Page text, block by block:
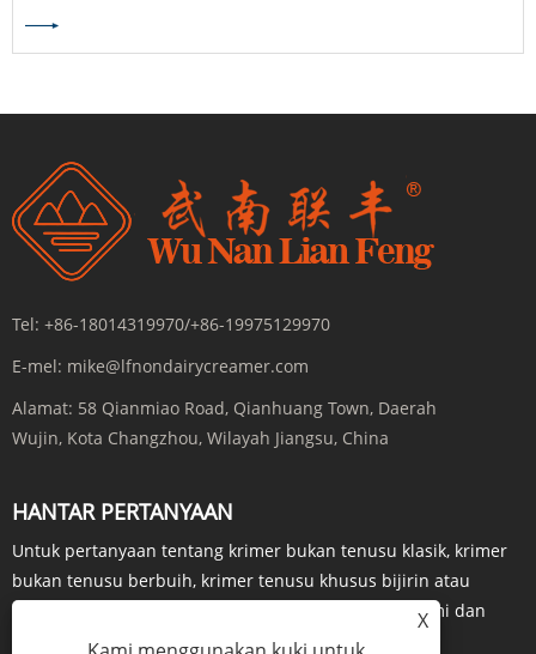
perisa dan gaya persembahan baharu. Krimer bukan tenusu premium
Lianfeng menawarkan penyelesaian yang sempurna untuk mereka yang
Tel: +86-18014319970/+86-19975129970
E-mel: mike@lfnondairycreamer.com
Alamat: 58 Qianmiao Road, Qianhuang Town, Daerah
Wujin, Kota Changzhou, Wilayah Jiangsu, China
HANTAR PERTANYAAN
Untuk pertanyaan tentang krimer bukan tenusu klasik, krimer
bukan tenusu berbuih, krimer tenusu khusus bijirin atau
senarai harga, sila tinggalkan e-mel anda kepada kami dan
kami akan berhubung dalam masa 24 jam.
X